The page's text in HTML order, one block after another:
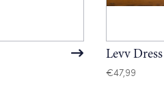
Levv Dress
€47,99